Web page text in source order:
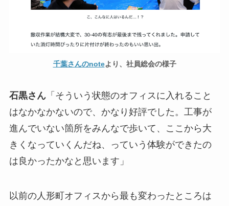
千葉さんのnoteより、社員総会の様子
石黒さん「そういう状態のオフィスに入れること
はなかなかないので、かなり好評でした。工事が
進んでいない箇所をみんなで歩いて、ここから大
きくなっていくんだね、っていう体験ができたの
は良かったかなと思います」
以前の人形町オフィスから最も変わったところは